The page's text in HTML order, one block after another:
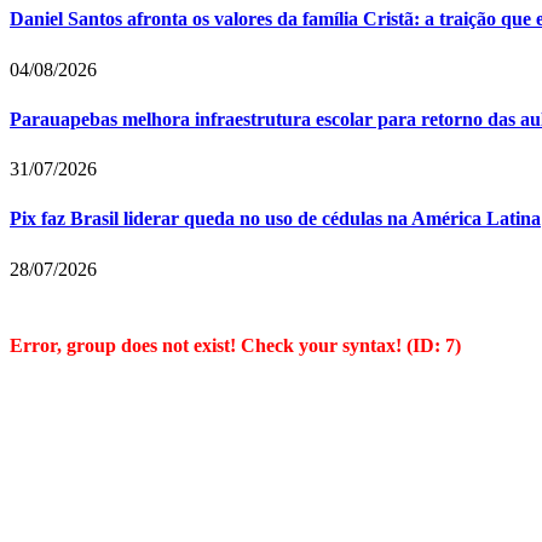
Daniel Santos afronta os valores da família Cristã: a traição que
04/08/2026
Parauapebas melhora infraestrutura escolar para retorno das
31/07/2026
Pix faz Brasil liderar queda no uso de cédulas na América Latina
28/07/2026
Error, group does not exist! Check your syntax! (ID: 7)